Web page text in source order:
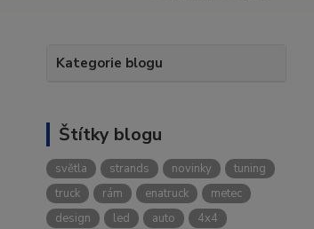
Kategorie blogu
Štítky blogu
světla strands novinky
tuning
truck
rám enatruck
metec
design
led auto
4x4